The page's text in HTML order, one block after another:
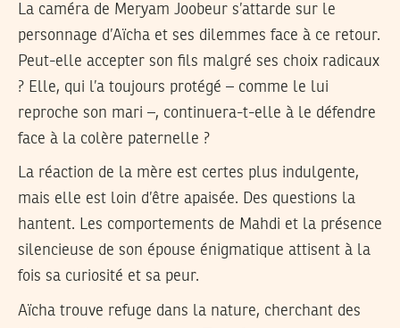
La caméra de Meryam Joobeur s’attarde sur le
personnage d’Aïcha et ses dilemmes face à ce retour.
Peut-elle accepter son fils malgré ses choix radicaux
? Elle, qui l’a toujours protégé – comme le lui
reproche son mari –, continuera-t-elle à le défendre
face à la colère paternelle ?
La réaction de la mère est certes plus indulgente,
mais elle est loin d’être apaisée. Des questions la
hantent. Les comportements de Mahdi et la présence
silencieuse de son épouse énigmatique attisent à la
fois sa curiosité et sa peur.
Aïcha trouve refuge dans la nature, cherchant des